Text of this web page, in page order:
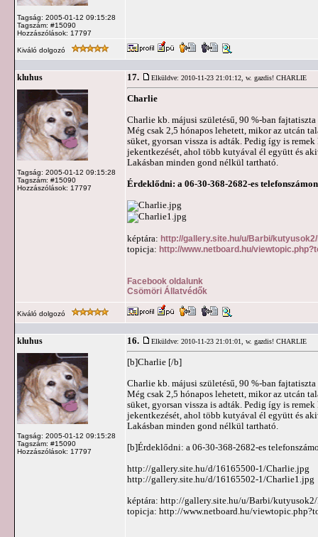
Tagság: 2005-01-12 09:15:28
Tagszám: #15090
Hozzászólások: 17797
Kiváló dolgozó
kluhus
Tagság: 2005-01-12 09:15:28
Tagszám: #15090
Hozzászólások: 17797
17. Elküldve: 2010-11-23 21:01:12, w. gazdis! CHARLIE
Charlie
Charlie kb. májusi születésű, 90 %-ban
Még csak 2,5 hónapos lehetett, mikor az utcán
süket, gyorsan vissza is adták. Pedig így is
jekentkezését, ahol több kutyával él együtt és
Lakásban minden gond nélkül tartható.
Érdeklődni: a 06-30-368-2682-es
képtára: http://gallery.site.hu/u/Barbi/
topicja: http://www.netboard.hu/
Facebook oldalunk
Csömöri Állatvédők
Kiváló dolgozó
kluhus
Tagság: 2005-01-12 09:15:28
Tagszám: #15090
Hozzászólások: 17797
16. Elküldve: 2010-11-23 21:01:01, w. gazdis! CHARLIE
[b]Charlie [/b]
Charlie kb. májusi születésű, 90 %-ban
Még csak 2,5 hónapos lehetett, mikor az utcán
süket, gyorsan vissza is adták. Pedig így is
jekentkezését, ahol több kutyával él együtt és
Lakásban minden gond nélkül tartható.
[b]Érdeklődni: a 06-30-368-2682-es
http://gallery.site.hu/d/16165500-1/Charlie.jpg
http://gallery.site.hu/d/16165502-1/Charlie1.jpg
képtára: http://gallery.site.hu/u/Barbi/
topicja: http://www.netboard.hu/